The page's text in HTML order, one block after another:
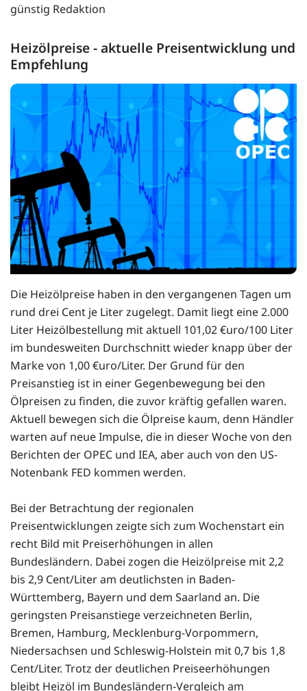
günstig Redaktion
Heizölpreise - aktuelle Preisentwicklung und
Empfehlung
Die Heizölpreise haben in den vergangenen Tagen um
rund drei Cent je Liter zugelegt. Damit liegt eine 2.000
Liter Heizölbestellung mit aktuell 101,02 €uro/100 Liter
im bundesweiten Durchschnitt wieder knapp über der
Marke von 1,00 €uro/Liter. Der Grund für den
Preisanstieg ist in einer Gegenbewegung bei den
Ölpreisen zu finden, die zuvor kräftig gefallen waren.
Aktuell bewegen sich die Ölpreise kaum, denn Händler
warten auf neue Impulse, die in dieser Woche von den
Berichten der OPEC und IEA, aber auch von den US-
Notenbank FED kommen werden.
Bei der Betrachtung der regionalen
Preisentwicklungen zeigte sich zum Wochenstart ein
recht Bild mit Preiserhöhungen in allen
Bundesländern. Dabei zogen die Heizölpreise mit 2,2
bis 2,9 Cent/Liter am deutlichsten in Baden-
Württemberg, Bayern und dem Saarland an. Die
geringsten Preisanstiege verzeichneten Berlin,
Bremen, Hamburg, Mecklenburg-Vorpommern,
Niedersachsen und Schleswig-Holstein mit 0,7 bis 1,8
Cent/Liter. Trotz der deutlichen Preiseerhöhungen
bleibt Heizöl im Bundesländern-Vergleich am